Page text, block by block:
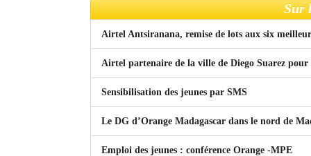
Sur
Airtel Antsiranana, remise de lots aux six
Airtel partenaire de la ville de Diego Suarez pour
Sensibilisation des jeunes par SMS
Le DG d’Orange Madagascar dans le nord de
Emploi des jeunes : conférence Orange -MPE